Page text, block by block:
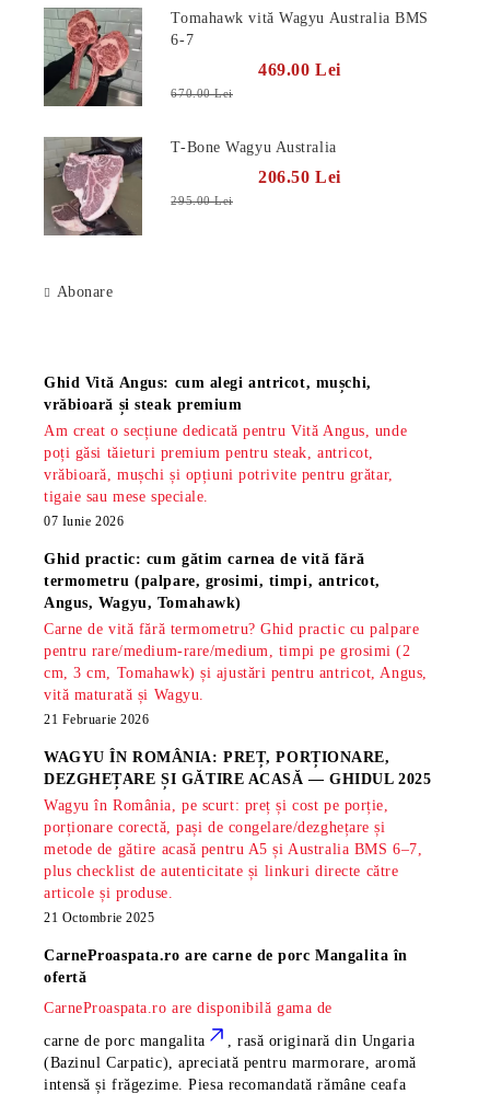
Tomahawk vită Wagyu Australia BMS
6-7
469.00 Lei
670.00 Lei
T-Bone Wagyu Australia
206.50 Lei
295.00 Lei
Abonare
Ghid Vită Angus: cum alegi antricot, mușchi,
vrăbioară și steak premium
Am creat o secțiune dedicată pentru Vită Angus, unde
poți găsi tăieturi premium pentru steak, antricot,
vrăbioară, mușchi și opțiuni potrivite pentru grătar,
tigaie sau mese speciale.
07 Iunie 2026
Ghid practic: cum gătim carnea de vită fără
termometru (palpare, grosimi, timpi, antricot,
Angus, Wagyu, Tomahawk)
Carne de vită fără termometru? Ghid practic cu palpare
pentru rare/medium-rare/medium, timpi pe grosimi (2
cm, 3 cm, Tomahawk) și ajustări pentru antricot, Angus,
vită maturată și Wagyu.
21 Februarie 2026
WAGYU ÎN ROMÂNIA: PREȚ, PORȚIONARE,
DEZGHEȚARE ȘI GĂTIRE ACASĂ — GHIDUL 2025
Wagyu în România, pe scurt: preț și cost pe porție,
porționare corectă, pași de congelare/dezghețare și
metode de gătire acasă pentru A5 și Australia BMS 6–7,
plus checklist de autenticitate și linkuri directe către
articole și produse.
21 Octombrie 2025
CarneProaspata.ro arecarne de porc Mangalita în
ofertă
CarneProaspata.ro are disponibilă gama de
carne de porc mangalita
, rasă originară din Ungaria
(Bazinul Carpatic), apreciată pentru marmorare, aromă
intensă și frăgezime. Piesa recomandată rămâneceafa